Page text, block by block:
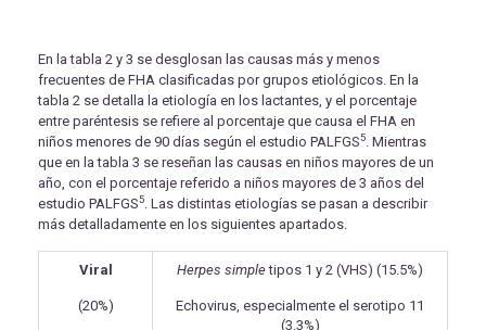
En la tabla 2 y 3 se desglosan las causas más y menos
frecuentes de FHA clasificadas por grupos etiológicos. En la
tabla 2 se detalla la etiología en los lactantes, y el porcentaje
entre paréntesis se refiere al porcentaje que causa el FHA en
niños menores de 90 días según el estudio PALFGS5 . Mientras
que en la tabla 3 se reseñan las causas en niños mayores de un
año, con el porcentaje referido a niños mayores de 3 años del
estudio PALFGS5 . Las distintas etiologías se pasan a describir
más detalladamente en los siguientes apartados.
Viral
(20%)
Herpes simpletipos 1 y 2 (VHS) (15.5%)
Echovirus, especialmente el serotipo 11
(3.3%)